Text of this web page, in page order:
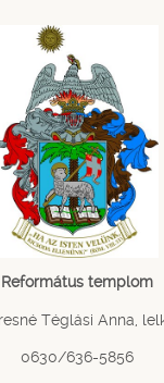
Református templom
Téglási Anna,
0630/636-5856